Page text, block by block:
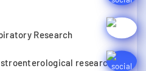
Research
research